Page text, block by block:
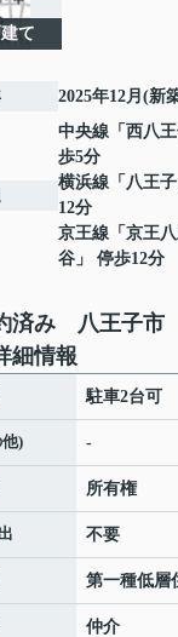
て
2025年12月(新
中央線 「 西八
歩5分
横浜線 「 八王子
12分
京王線 「 京王
谷」 停歩12分
済み 八王子
細情報
駐車2台可
) -
所有権
不要
第一種低層
仲介